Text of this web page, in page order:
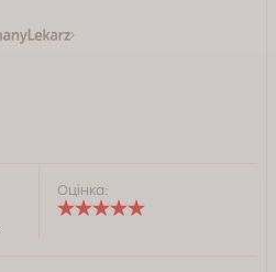
рада помочь.
Докторпро
Оцінка: